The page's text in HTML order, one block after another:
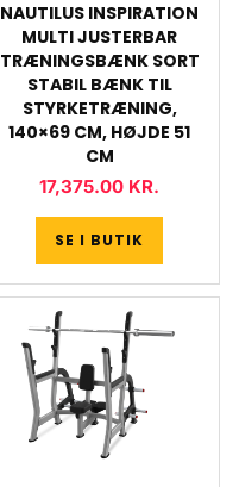
NAUTILUS INSPIRATION
MULTI JUSTERBAR
TRÆNINGSBÆNK SORT
STABIL BÆNK TIL
STYRKETRÆNING,
140×69 CM, HØJDE 51
CM
17,375.00 KR.
SE I BUTIK